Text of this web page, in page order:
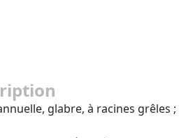
glabre, à racines grêles